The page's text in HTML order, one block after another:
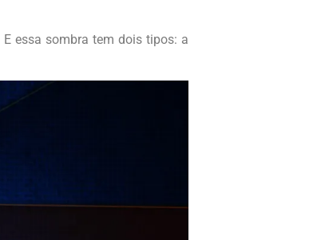
E essa sombra tem dois tipos: a